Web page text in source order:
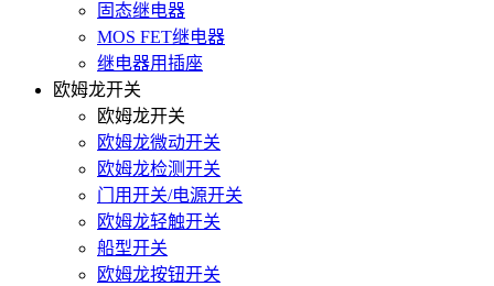
固态继电器
MOS FET继电器
继电器用插座
欧姆龙开关
欧姆龙开关
欧姆龙微动开关
欧姆龙检测开关
门用开关/电源开关
欧姆龙轻触开关
船型开关
欧姆龙按钮开关